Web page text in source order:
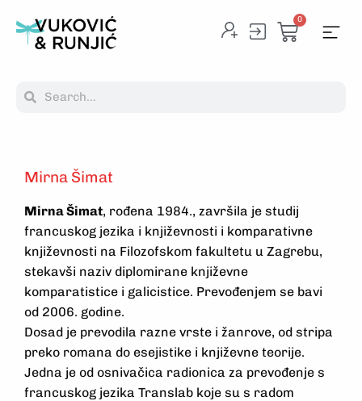
0
Mirna Šimat
Mirna Šimat, rođena 1984., završila je studij
francuskog jezika i književnosti i komparativne
književnosti na Filozofskom fakultetu u Zagrebu,
stekavši naziv diplomirane književne
komparatistice i galicistice. Prevođenjem se bavi
od 2006. godine.
Dosad je prevodila razne vrste i žanrove, od stripa
preko romana do esejistike i književne teorije.
Jedna je od osnivačica radionica za prevođenje s
francuskog jezika Translab koje su s radom